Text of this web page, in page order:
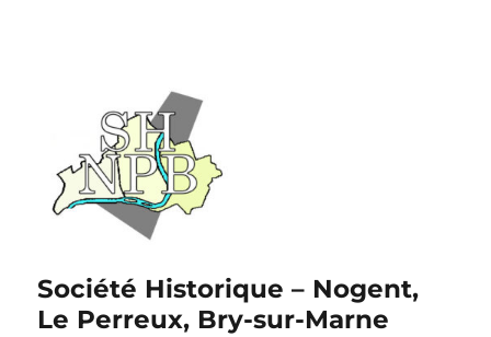
Société Historique – Nogent,
Le Perreux, Bry-sur-Marne